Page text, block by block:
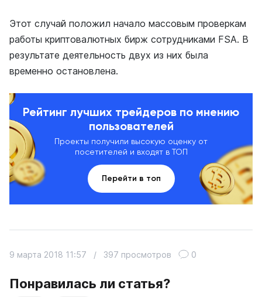
Этот случай положил начало массовым проверкам
работы криптовалютных бирж сотрудниками FSA. В
результате деятельность двух из них была
временно остановлена.
Рейтинг лучших трейдеров по мнению
пользователей
Проекты получили высокую оценку от
посетителей и входят в ТОП
Перейти в топ
Понравилась ли статья?
9 марта 2018 11:57 / 397 просмотров 0